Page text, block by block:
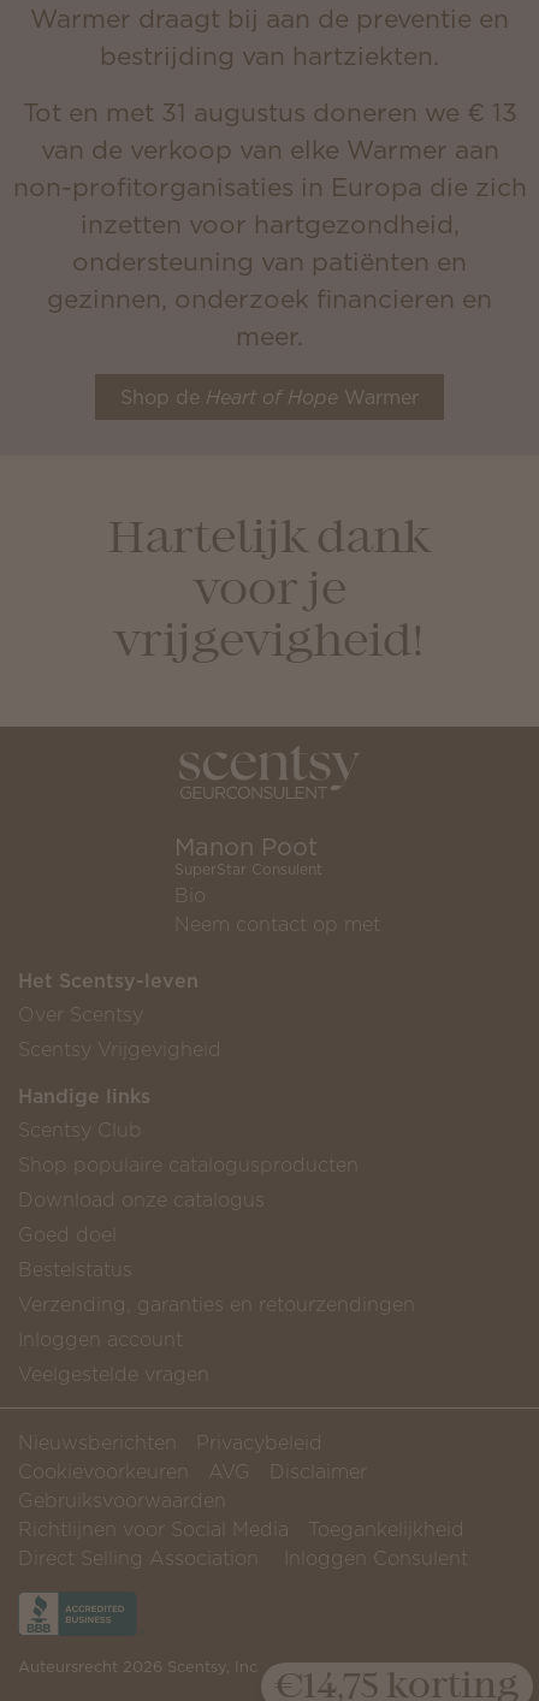
Warmer draagt bij aan de preventie en
bestrijding van hartziekten.
Tot en met 31 augustus doneren we € 13
van de verkoop van elke Warmer aan
non-profitorganisaties in Europa die zich
inzetten voor hartgezondheid,
ondersteuning van patiënten en
gezinnen, onderzoek financieren en
meer.
Shop de Heart of Hope Warmer
Hartelijk dank
voor je
vrijgevigheid!
Manon Poot
SuperStar Consulent
Bio
Neem contact op met
Het Scentsy-leven
Over Scentsy
Scentsy Vrijgevigheid
Handige links
Scentsy Club
Shop populaire catalogusproducten
Download onze catalogus
Goed doel
Bestelstatus
Verzending, garanties en retourzendingen
Inloggen account
Veelgestelde vragen
Nieuwsberichten
Privacybeleid
Cookievoorkeuren
AVG
Disclaimer
Gebruiksvoorwaarden
Richtlijnen voor Social Media
Toegankelijkheid
Direct Selling Association
Inloggen Consulent
Auteursrecht 2026 Scentsy, Inc
€14,75 korting